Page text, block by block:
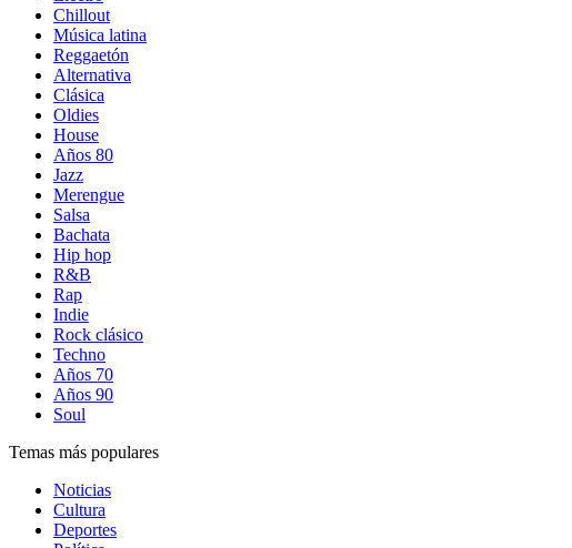
Chillout
Música latina
Reggaetón
Alternativa
Clásica
Oldies
House
Años 80
Jazz
Merengue
Salsa
Bachata
Hip hop
R&B
Rap
Indie
Rock clásico
Techno
Años 70
Años 90
Soul
Temas más populares
Noticias
Cultura
Deportes